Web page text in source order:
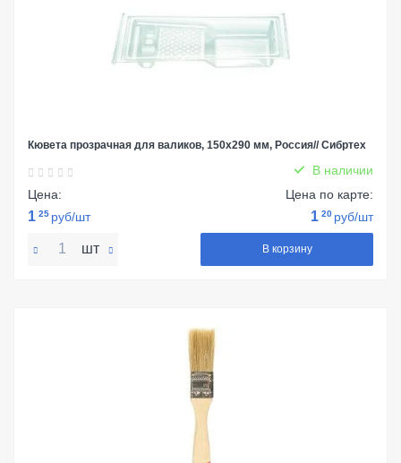
Кювета прозрачная для валиков, 150х290 мм, Россия// Сибртех
В наличии
Цена:
1 25 руб/шт
Цена по карте:
1 20 руб/шт
шт В корзину